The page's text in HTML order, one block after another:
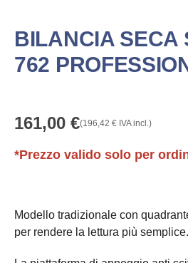
BILANCIA SECA
762
161,00 €(196,42 € IVA incl.)
*Prezzo valido solo per
Modello tradizionale con
per rendere la lettura più semplice.